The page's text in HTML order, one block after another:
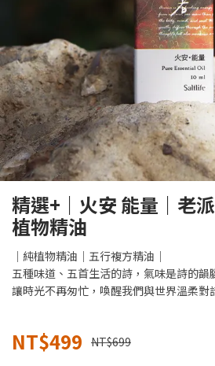
精選+｜火安 能量｜老
植物精油
｜純植物精油｜五行複方精油｜
五種味道、五首生活的詩，氣味是詩的韻
讓時光不再匆忙，喚醒我們與世界溫柔對
NT$499 NT$699